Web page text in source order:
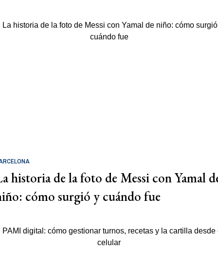
historia de la foto de Messi con Yamal
cómo surgió y cuándo fue